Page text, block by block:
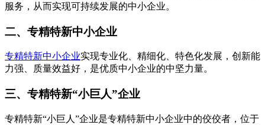
服务，从而实现可持续发展的中小企业。
二、专精特新中小企业
专精特新中小企业实现专业化、精细化、特色化发展，创新能
力强、质量效益好，是优质中小企业的中坚力量。
三、专精特新“小巨人”企业
专精特新“小巨人”企业是专精特新中小企业中的佼佼者，位于